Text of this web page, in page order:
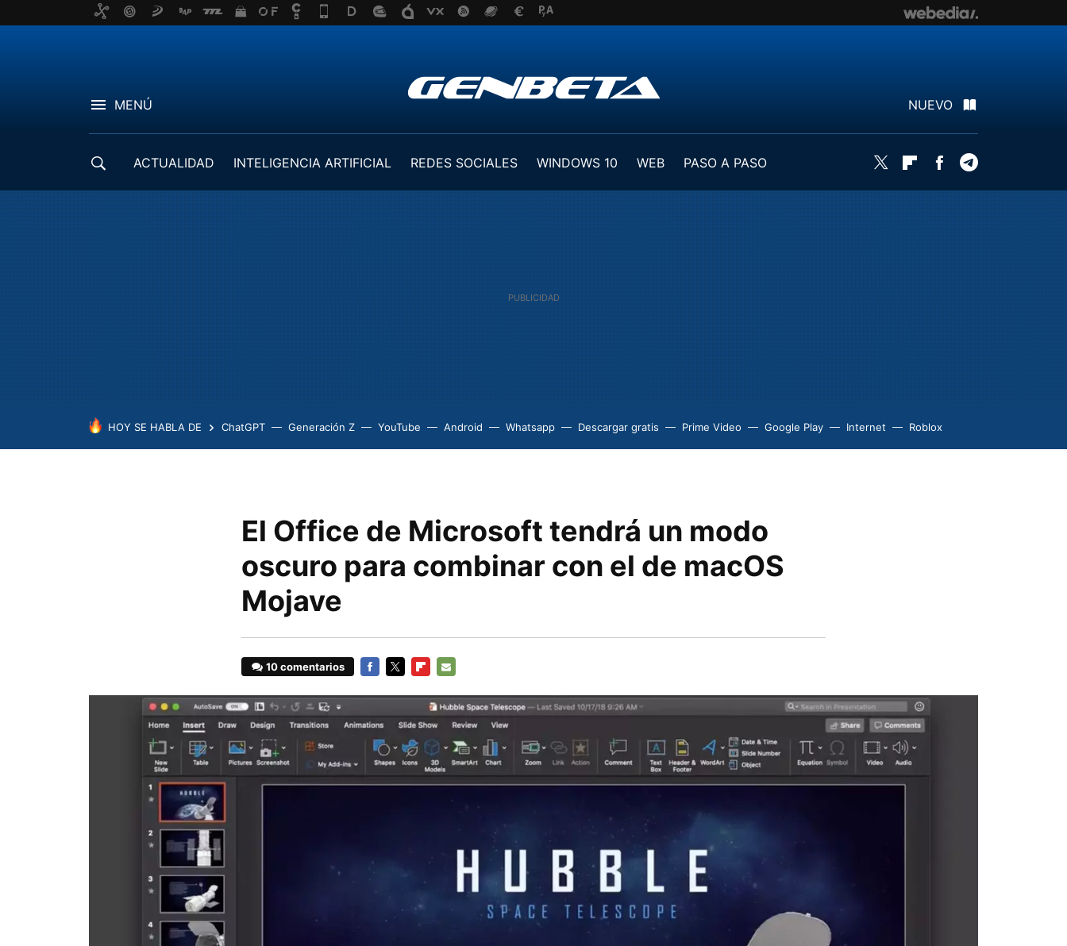
MENÚ NUEVO
ACTUALIDAD INTELIGENCIA ARTIFICIAL REDES SOCIALES WINDOWS 10 WEB
PASO A PASO
Twitter FlipboardFacebook
HOY SE HABLA DE ChatGPT Generación Z YouTube Android Whatsapp Descargar gratis Prime Video Google Play Internet Roblox
El Office de Microsoft tendrá un modo
oscuro para combinar con el de macOS
Mojave
10 comentarios
MAIL